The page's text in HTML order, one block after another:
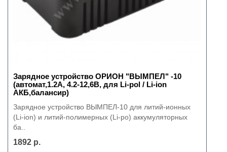
Зарядное устройство ОРИОН "ВЫМПЕЛ" -10
(автомат,1.2А, 4.2-12,6В, для Li-pol / Li-ion
АКБ,балансир)
Зарядное устройство ВЫМПЕЛ-10 для литий-ионных
(Li-ion) и литий-полимерных (Li-po) аккумуляторных
ба..
1892 р.